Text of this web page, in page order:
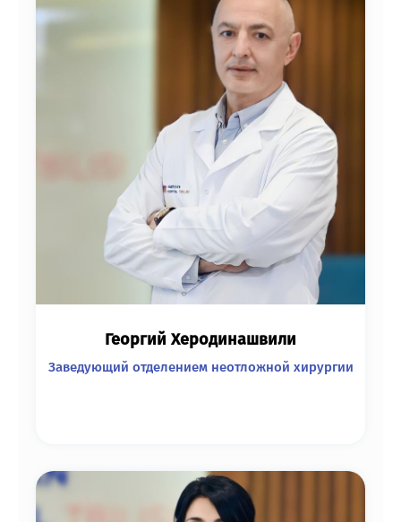
Георгий Херодинашвили
Заведующий отделением неотложной хирургии